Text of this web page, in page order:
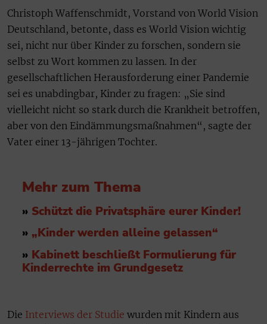
Christoph Waffenschmidt, Vorstand von World Vision
Deutschland, betonte, dass es World Vision wichtig
sei, nicht nur über Kinder zu forschen, sondern sie
selbst zu Wort kommen zu lassen. In der
gesellschaftlichen Herausforderung einer Pandemie
sei es unabdingbar, Kinder zu fragen: „Sie sind
vielleicht nicht so stark durch die Krankheit betroffen,
aber von den Eindämmungsmaßnahmen“, sagte der
Vater einer 13-jährigen Tochter.
Mehr zum Thema
» Schützt die Privatsphäre eurer Kinder!
» „Kinder werden alleine gelassen“
» Kabinett beschließt Formulierung für
Kinderrechte im Grundgesetz
Die Interviews der Studie wurden mit Kindern aus